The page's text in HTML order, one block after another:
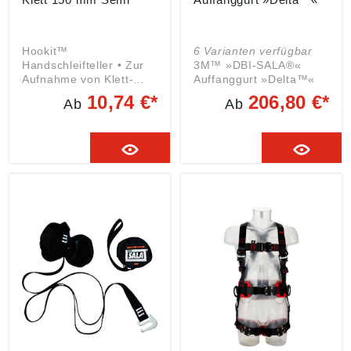
Hookit™
Handschleifteller • Zur
Aufnahme von Klett-
Schleifscheiben • Zum
Bearbeiten von
z. B. Handläufen
geeignet • Halbrunde
Angaben gemäß
Produktsicherheitsveror
dnung ((EU) 2023/998):
3M Deutschland GmbH,
Carl-Schurz-Str. 1,
41460 Neuss,
Deutschland, E-Mail:
info@mmm.com
Ab 10,74 €*
6 Varianten verfügbar
3M™ »DBI-SALA®«
Auffanggurt »Delta™«
Eigenschaften: • Brust-
und rückseitige
Tech« Gurtbänder •
»Revolver™« Gurtband-
Tragekomfort • »No-
Tangle™« Design •
»TECH-LITE™«
Automatikverschlüsse •
Geschütztes
Etikettenfach
Anwendungsbereiche:
Baugewerbe, Öl & Gas,
Transport und Verkehr,
Windenergie
Zulassung/Norm: EN
Ab 206,80 €*